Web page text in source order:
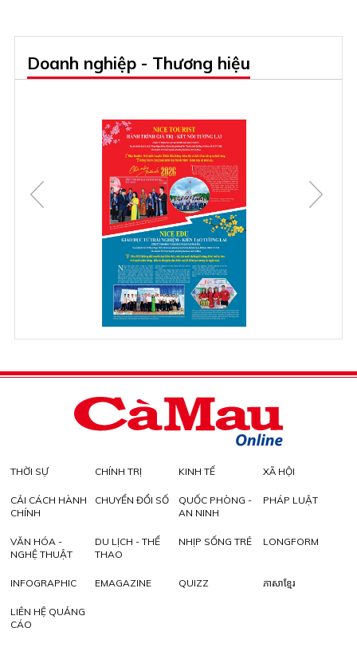
Doanh nghiệp - Thương hiệu
THỜI SỰ CHÍNH TRỊ KINH TẾ XÃ HỘI
CẢI CÁCH HÀNH
CHÍNH
CHUYỂN ĐỔI SỐ
QUỐC PHÒNG -
AN NINH
PHÁP LUẬT
VĂN HÓA -
NGHỆ THUẬT
DU LỊCH - THỂ
THAO
NHỊP SỐNG TRẺ LONGFORM
INFOGRAPHIC EMAGAZINE QUIZZ ភាសាខ្មែរ
LIÊN HỆ QUẢNG
CÁO